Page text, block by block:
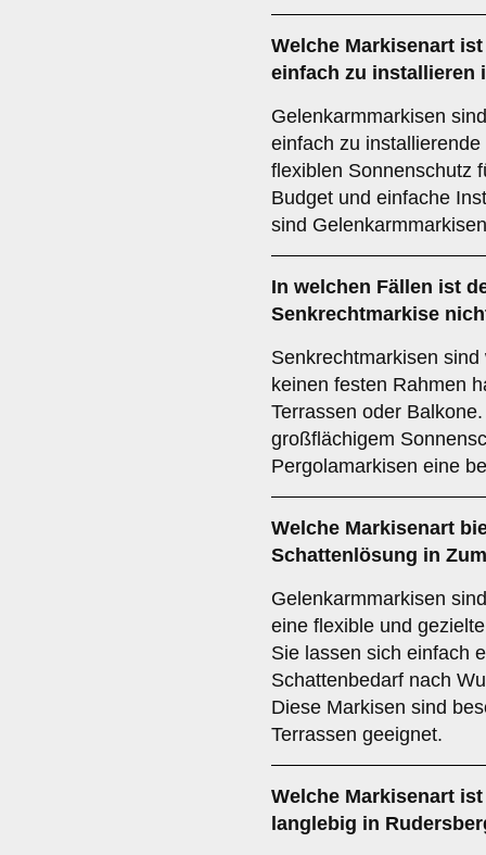
Welche Markisenart
einfach zu installieren
Gelenkarmmarkisen
einfach zu
flexiblen Sonnenschutz
Budget und einfache
sind
In welchen Fällen ist
Senkrechtmarkise
Senkrechtmarkisen
keinen festen Rahmen
Terrassen oder
großflächigem
Pergolamarkisen eine
Welche Markisenart
Schattenlösung in
Gelenkarmmarkisen
eine flexible und
Sie lassen sich einfach
Schattenbedarf nach
Diese Markisen sind
Terrassen geeignet.
Welche Markisenart
langlebig in